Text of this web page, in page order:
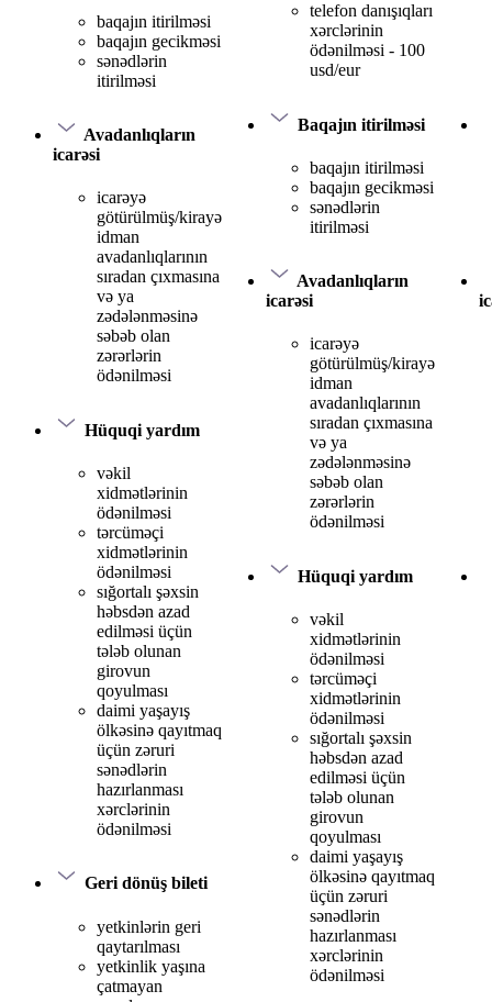
baqajın itirilməsi
baqajın gecikməsi
sənədlərin
itirilməsi
Avadanlıqların
icarəsi
icarəyə
götürülmüş/kirayə
idman
avadanlıqlarının
sıradan çıxmasına
və ya
zədələnməsinə
səbəb olan
zərərlərin
ödənilməsi
Hüquqi yardım
vəkil
xidmətlərinin
ödənilməsi
tərcüməçi
xidmətlərinin
ödənilməsi
sığortalı şəxsin
həbsdən azad
edilməsi üçün
tələb olunan
girovun
qoyulması
daimi yaşayış
ölkəsinə qayıtmaq
üçün zəruri
sənədlərin
hazırlanması
xərclərinin
ödənilməsi
Geri dönüş bileti
yetkinlərin geri
qaytarılması
yetkinlik yaşına
çatmayan
telefon danışıqları
xərclərinin
ödənilməsi - 100
usd/eur
Baqajın itirilməsi
baqajın itirilməsi
baqajın gecikməsi
sənədlərin
itirilməsi
Avadanlıqların
icarəsi
icarəyə
götürülmüş/kirayə
idman
avadanlıqlarının
sıradan çıxmasına
və ya
zədələnməsinə
səbəb olan
zərərlərin
ödənilməsi
Hüquqi yardım
vəkil
xidmətlərinin
ödənilməsi
tərcüməçi
xidmətlərinin
ödənilməsi
sığortalı şəxsin
həbsdən azad
edilməsi üçün
tələb olunan
girovun
qoyulması
daimi yaşayış
ölkəsinə qayıtmaq
üçün zəruri
sənədlərin
hazırlanması
xərclərinin
ödənilməsi